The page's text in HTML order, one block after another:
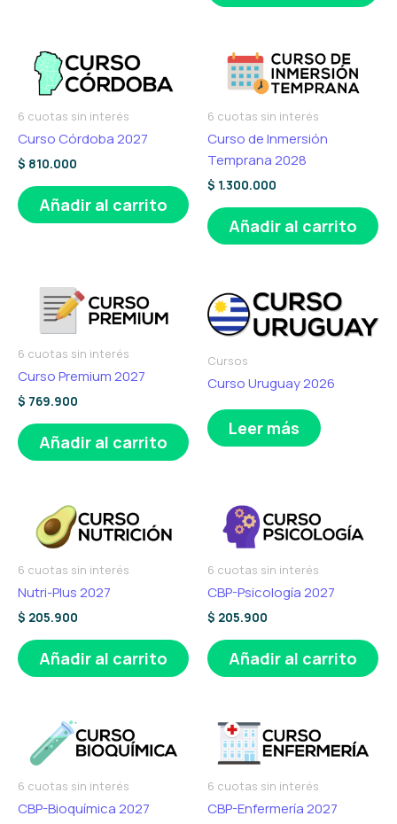
6 cuotas sin interés
Curso Córdoba 2027
$ 810.000
Añadir al carrito
6 cuotas sin interés
Curso de Inmersión
Temprana 2028
$ 1.300.000
Añadir al carrito
6 cuotas sin interés
Curso Premium 2027
$ 769.900
Añadir al carrito
Cursos
Curso Uruguay 2026
Leer más
6 cuotas sin interés
Nutri-Plus 2027
$ 205.900
Añadir al carrito
6 cuotas sin interés
CBP-Psicología 2027
$ 205.900
Añadir al carrito
6 cuotas sin interés
CBP-Bioquímica 2027
6 cuotas sin interés
CBP-Enfermería 2027